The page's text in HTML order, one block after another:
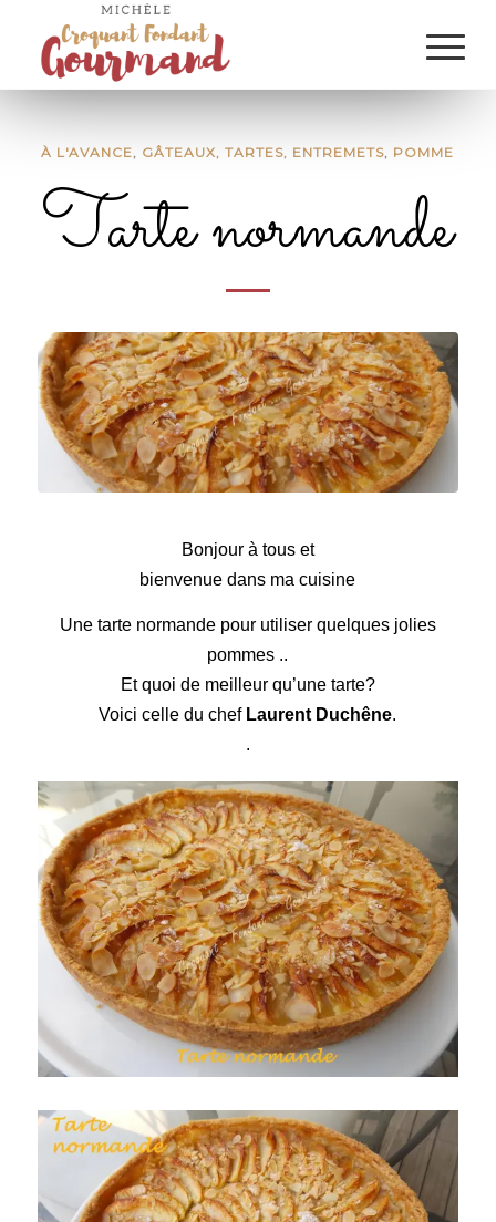
À L'AVANCE, GÂTEAUX, TARTES, ENTREMETS, POMME
Tarte normande
Bonjour à tous et
bienvenue dans ma cuisine
Une tarte normande pour utiliser quelques jolies
pommes ..
Et quoi de meilleur qu’une tarte?
Voici celle du chef Laurent Duchêne.
.